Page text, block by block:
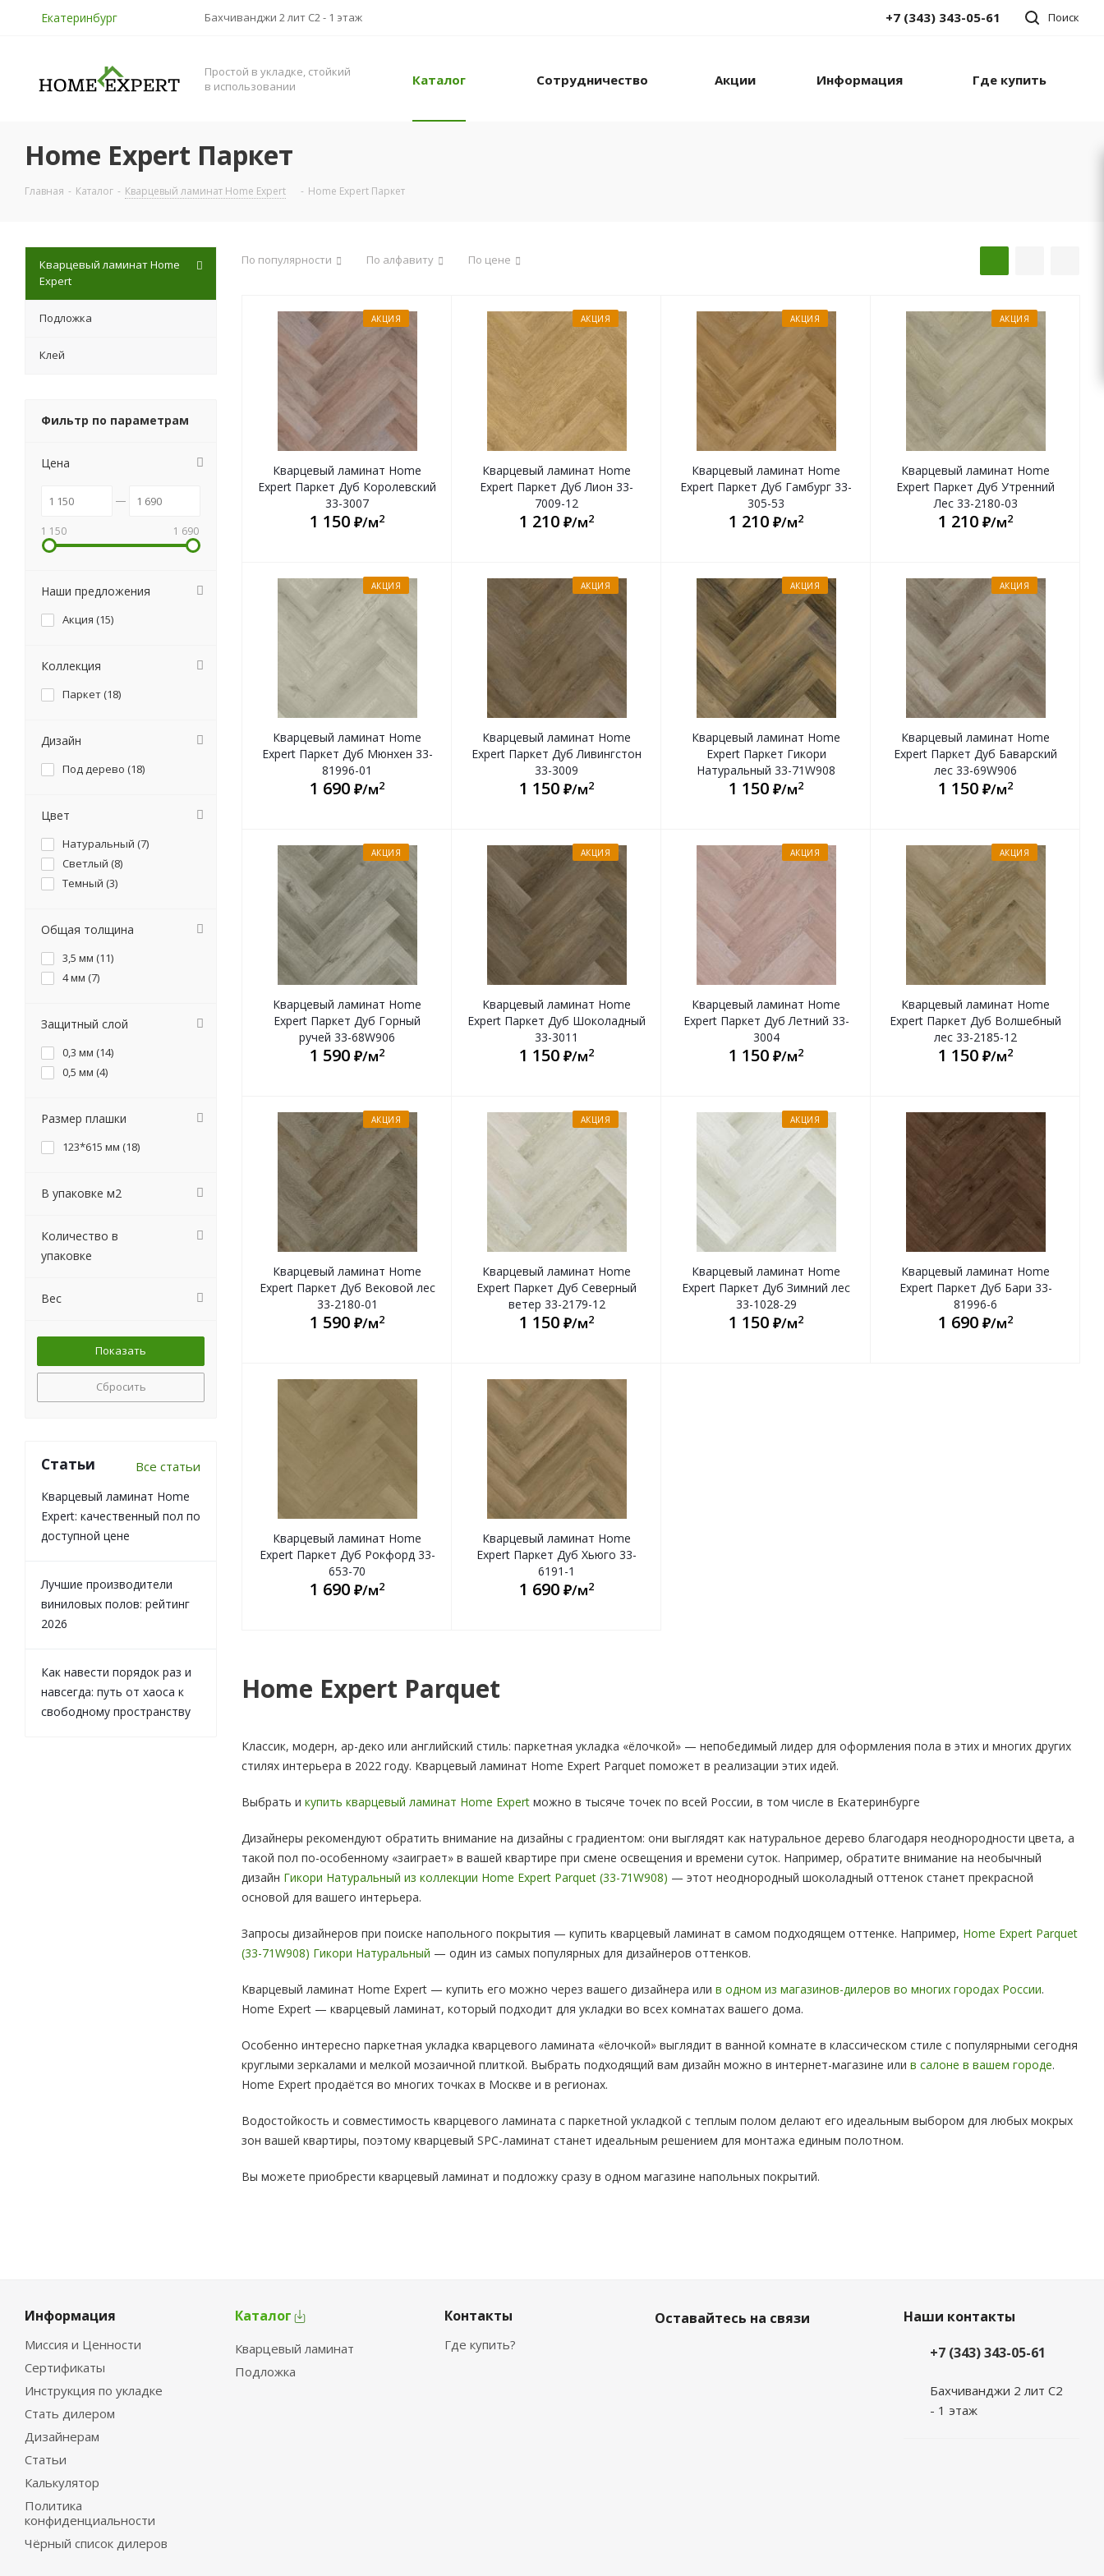
Екатеринбург Бахчиванджи 2 лит С2 - 1 этаж Поиск
+7 (343) 343-05-61
Простой в укладке, стойкий
в использовании
Каталог Сотрудничество Акции Информация Где купить
Home Expert Паркет
Главная - Каталог - Кварцевый ламинат Home Expert - Home Expert Паркет
По популярности По алфавиту По цене
АКЦИЯ
Кварцевый ламинат Home
Expert Паркет Дуб Королевский
33-3007
1 150 ₽/м2
АКЦИЯ
Кварцевый ламинат Home
Expert Паркет Дуб Лион 33-
7009-12
1 210 ₽/м2
АКЦИЯ
Кварцевый ламинат Home
Expert Паркет Дуб Гамбург 33-
305-53
1 210 ₽/м2
АКЦИЯ
Кварцевый ламинат Home
Expert Паркет Дуб Утренний
Лес 33-2180-03
1 210 ₽/м2
АКЦИЯ
Кварцевый ламинат Home
Expert Паркет Дуб Мюнхен 33-
81996-01
1 690 ₽/м2
АКЦИЯ
Кварцевый ламинат Home
Expert Паркет Дуб Ливингстон
33-3009
1 150 ₽/м2
АКЦИЯ
Кварцевый ламинат Home
Expert Паркет Гикори
Натуральный 33-71W908
1 150 ₽/м2
АКЦИЯ
Кварцевый ламинат Home
Expert Паркет Дуб Баварский
лес 33-69W906
1 150 ₽/м2
АКЦИЯ
Кварцевый ламинат Home
Expert Паркет Дуб Горный
ручей 33-68W906
1 590 ₽/м2
АКЦИЯ
Кварцевый ламинат Home
Expert Паркет Дуб Шоколадный
33-3011
1 150 ₽/м2
АКЦИЯ
Кварцевый ламинат Home
Expert Паркет Дуб Летний 33-
3004
1 150 ₽/м2
АКЦИЯ
Кварцевый ламинат Home
Expert Паркет Дуб Волшебный
лес 33-2185-12
1 150 ₽/м2
АКЦИЯ
Кварцевый ламинат Home
Expert Паркет Дуб Вековой лес
33-2180-01
1 590 ₽/м2
АКЦИЯ
Кварцевый ламинат Home
Expert Паркет Дуб Северный
ветер 33-2179-12
1 150 ₽/м2
АКЦИЯ
Кварцевый ламинат Home
Expert Паркет Дуб Зимний лес
33-1028-29
1 150 ₽/м2
Кварцевый ламинат Home
Expert Паркет Дуб Бари 33-
81996-6
1 690 ₽/м2
Кварцевый ламинат Home
Expert Паркет Дуб Рокфорд 33-
653-70
1 690 ₽/м2
Кварцевый ламинат Home
Expert Паркет Дуб Хьюго 33-
6191-1
1 690 ₽/м2
Home Expert Parquet
Классик, модерн, ар-деко или английский стиль: паркетная укладка «ёлочкой» — непобедимый лидер для оформления пола в этих и многих других
стилях интерьера в 2022 году. Кварцевый ламинат Home Expert Parquet поможет в реализации этих идей.
Выбрать и купить кварцевый ламинат Home Expert можно в тысяче точек по всей России, в том числе в Екатеринбурге
Дизайнеры рекомендуют обратить внимание на дизайны с градиентом: они выглядят как натуральное дерево благодаря неоднородности цвета, а
такой пол по-особенному «заиграет» в вашей квартире при смене освещения и времени суток. Например, обратите внимание на необычный
дизайн Гикори Натуральный из коллекции Home Expert Parquet (33-71W908) — этот неоднородный шоколадный оттенок станет прекрасной
основой для вашего интерьера.
Запросы дизайнеров при поиске напольного покрытия — купить кварцевый ламинат в самом подходящем оттенке. Например, Home Expert Parquet
(33-71W908) Гикори Натуральный — один из самых популярных для дизайнеров оттенков.
Кварцевый ламинат Home Expert — купить его можно через вашего дизайнера или в одном из магазинов-дилеров во многих городах России.
Home Expert — кварцевый ламинат, который подходит для укладки во всех комнатах вашего дома.
Особенно интересно паркетная укладка кварцевого ламината «ёлочкой» выглядит в ванной комнате в классическом стиле с популярными сегодня
круглыми зеркалами и мелкой мозаичной плиткой. Выбрать подходящий вам дизайн можно в интернет-магазине или в салоне в вашем городе.
Home Expert продаётся во многих точках в Москве и в регионах.
Водостойкость и совместимость кварцевого ламината с паркетной укладкой с теплым полом делают его идеальным выбором для любых мокрых
зон вашей квартиры, поэтому кварцевый SPC-ламинат станет идеальным решением для монтажа единым полотном.
Вы можете приобрести кварцевый ламинат и подложку сразу в одном магазине напольных покрытий.
Кварцевый ламинат Home
Expert
Подложка
Клей
Фильтр по параметрам
Цена
1 150 1 690
Наши предложения
Акция (15)
Коллекция
Паркет (18)
Дизайн
Под дерево (18)
Цвет
Натуральный (7)
Светлый (8)
Темный (3)
Общая толщина
3,5 мм (11)
4 мм (7)
Защитный слой
0,3 мм (14)
0,5 мм (4)
Размер плашки
123*615 мм (18)
В упаковке м2
Количество в
упаковке
Вес
Сбросить
Статьи Все статьи
Кварцевый ламинат Home
Expert: качественный пол по
доступной цене
Лучшие производители
виниловых полов: рейтинг
2026
Как навести порядок раз и
навсегда: путь от хаоса к
свободному пространству
Информация
Миссия и Ценности
Сертификаты
Инструкция по укладке
Стать дилером
Дизайнерам
Статьи
Калькулятор
Политика
конфиденциальности
Чёрный список дилеров
Каталог
Кварцевый ламинат
Подложка
Контакты
Где купить?
Оставайтесь на связи
Наши контакты
+7 (343) 343-05-61
Бахчиванджи 2 лит С2
- 1 этаж